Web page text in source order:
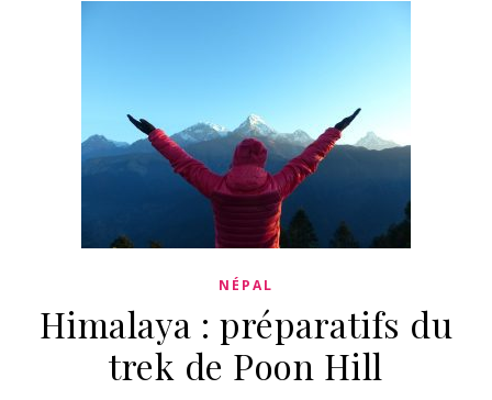
NÉPAL
Himalaya : préparatifs du
trek de Poon Hill